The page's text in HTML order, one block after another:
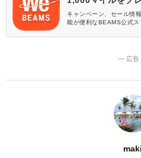
キャンペーン、セール情
能が便利なBEAMS公式ス
― 広
maki